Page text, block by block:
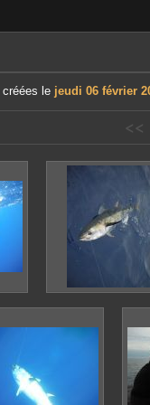
créées le jeudi 06 février
<<